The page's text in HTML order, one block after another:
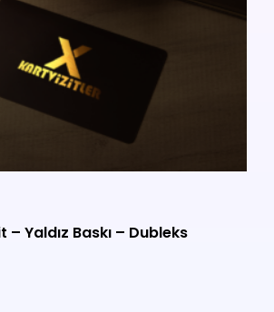
Yaldız Baskı – Dubleks